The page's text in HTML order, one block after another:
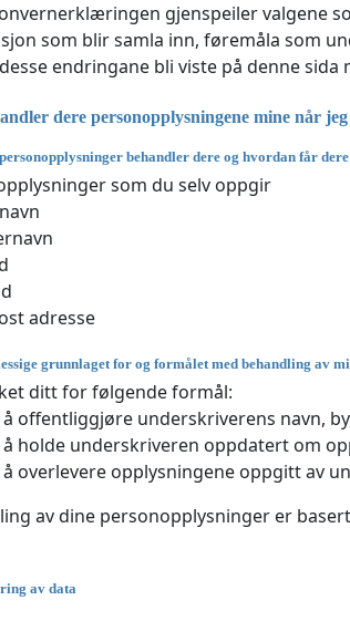
gjenspeiler valgene
som blir samla inn, føremåla som
endringane bli viste på denne sida
dere personopplysningene mine når
behandler dere og hvordan får
som du selv oppgir
adresse
grunnlaget for og formålet med behandling av
ditt for følgende formål:
å offentliggjøre underskriverens navn,
å holde underskriveren oppdatert om
å overlevere opplysningene oppgitt av
av dine personopplysninger er
av data